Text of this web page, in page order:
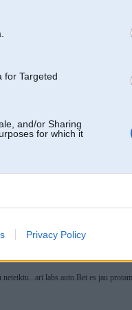
for Targeted
and/or Sharing
for which it
Privacy Policy
naudas nah vispār tādu auto pirkt.Tad
labs auto.Bet es jau